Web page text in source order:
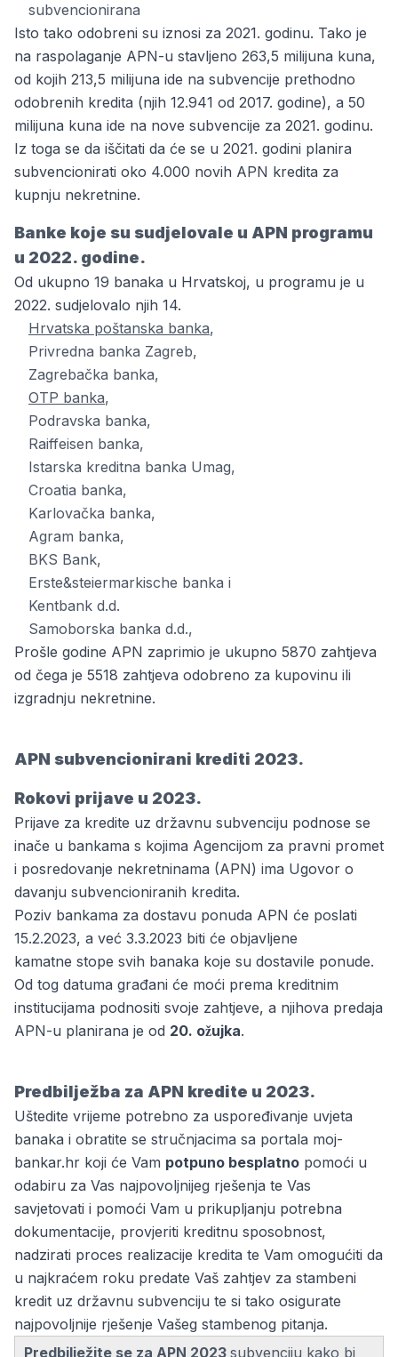
subvencionirana
Isto tako odobreni su iznosi za 2021. godinu. Tako je
na raspolaganje APN-u stavljeno 263,5 milijuna kuna,
od kojih 213,5 milijuna ide na subvencije prethodno
odobrenih kredita (njih 12.941 od 2017. godine), a 50
milijuna kuna ide na nove subvencije za 2021. godinu.
Iz toga se da iščitati da će se u 2021. godini planira
subvencionirati oko 4.000 novih APN kredita za
kupnju nekretnine.
Banke koje su sudjelovale u APN programu
u 2022. godine.
Od ukupno 19 banaka u Hrvatskoj, u programu je u
2022. sudjelovalo njih 14.
Hrvatska poštanska banka,
Privredna banka Zagreb,
Zagrebačka banka,
OTP banka,
Podravska banka,
Raiffeisen banka,
Istarska kreditna banka Umag,
Croatia banka,
Karlovačka banka,
Agram banka,
BKS Bank,
Erste&steiermarkische banka i
Kentbank d.d.
Samoborska banka d.d.,
Prošle godine APN zaprimio je ukupno 5870 zahtjeva
od čega je 5518 zahtjeva odobreno za kupovinu ili
izgradnju nekretnine.
APN subvencionirani krediti 2023.
Rokovi prijave u 2023.
Prijave za kredite uz državnu subvenciju podnose se
inače u bankama s kojima Agencijom za pravni promet
i posredovanje nekretninama (APN) ima Ugovor o
davanju subvencioniranih kredita.
Poziv bankama za dostavu ponuda APN će poslati
15.2.2023, a već 3.3.2023 biti će objavljene
kamatne stope svih banaka koje su dostavile ponude.
Od tog datuma građani će moći prema kreditnim
institucijama podnositi svoje zahtjeve, a njihova predaja
APN-u planirana je od 20. ožujka.
Predbilježba za APN kredite u 2023.
Uštedite vrijeme potrebno za uspoređivanje uvjeta
banaka i obratite se stručnjacima sa portala moj-
bankar.hr koji će Vam potpuno besplatno pomoći u
odabiru za Vas najpovoljnijeg rješenja te Vas
savjetovati i pomoći Vam u prikupljanju potrebna
dokumentacije, provjeriti kreditnu sposobnost,
nadzirati proces realizacije kredita te Vam omogućiti da
u najkraćem roku predate Vaš zahtjev za stambeni
kredit uz državnu subvenciju te si tako osigurate
najpovoljnije rješenje Vašeg stambenog pitanja.
Predbilježite se za APN 2023 subvenciju kako bi